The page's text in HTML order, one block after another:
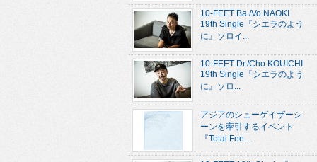
10-FEET Ba./Vo.NAOKI
19th Single『シエラのよう
に』ソロイ...
10-FEET Dr./Cho.KOUICHI
19th Single『シエラのよう
に』ソロ...
アジアのシューゲイザーシ
ーンを牽引するイベント
『Total Fee...